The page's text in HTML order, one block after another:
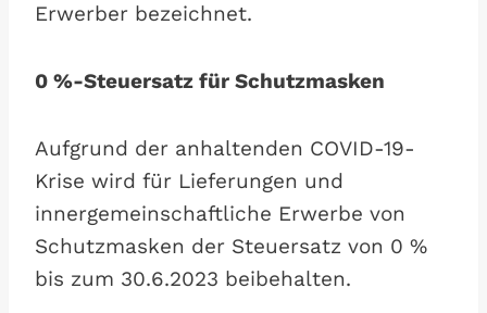
Erwerber bezeichnet.
0 %-Steuersatz für Schutzmasken
Aufgrund der anhaltenden COVID-19-
Krise wird für Lieferungen und
innergemeinschaftliche Erwerbe von
Schutzmasken der Steuersatz von 0 %
bis zum 30.6.2023 beibehalten.